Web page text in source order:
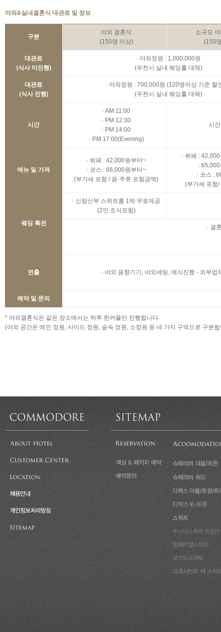
야외&실내결혼식 대관료 및 정보
구분
야외 결혼식
(150명 이상)
소규모
(150
대관료
(식사 미진행)
· 야외정원 : 1,000,000원
(우천시 실내 웨딩홀 대체)
대관료
(식사 진행)
· 야외정원 : 700,000원 (120명이상 기준 할
(우천시 실내 웨딩홀 대체)
시간
· AM 11:00
· PM 12:30
· PM 14:00
· PM 17:00(Evening)
시
메뉴 및 가격
· 뷔페 : 42,000원부터~
· 코스 : 66,000원부터~
(부가세 포함 / 음·주류 포함금액)
· 뷔페 :
:
· 코스 :
(부가세 포함/
웨딩 특전
· 신랑신부 스위트룸 1박 무료제공
(2인 조식포함)
· 결
연출 · 야외 음향기기, 야외세팅, 예식진행 - 외부업
예약 및 문의
* 야외결혼식은 같은 장소에서는 하루 한커플만 진행됩니다.
(야외 공간은 메인 정원, 사이드 정원, 숲속 정원, 소정원 등 네 가지 구역으로 구분